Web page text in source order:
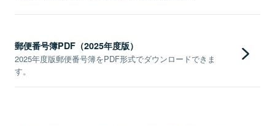
郵便番号簿PDF（2025年度版）
2025年度版郵便番号簿をPDF形式でダウンロードできま
す。